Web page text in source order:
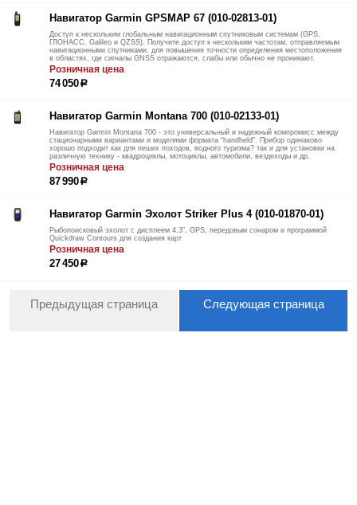
Навигатор Garmin GPSMAP 67 (010-02813-01)
Доступ к нескольким глобальным навигационным спутниковым системам (GPS,
ГЛОНАСС, Galileo и QZSS). Получите доступ к нескольким частотам, отправляемым
навигационными спутниками, для повышения точности определения местоположения
в областях, где сигналы GNSS отражаются, слабы или обычно не проникают.
Розничная цена
74 050р
Навигатор Garmin Montana 700 (010-02133-01)
Навигатор Garmin Montana 700 - это универсальный и надежный компромисс между
стационарными вариантами и моделями формата “handheld”. Прибор одинаково
хорошо подходит как для пеших походов, водного туризма? так и для установки на
различную технику - квадроциклы, мотоциклы, автомобили, вездеходы и др.
Розничная цена
87 990р
Навигатор Garmin Эхолот Striker Plus 4 (010-01870-01)
Рыбопоисковый эхолот с дисплеем 4,3”, GPS, передовым сонаром и программой
Quickdraw Contours для создания карт
Розничная цена
27 450р
Предыдущая страница Следующая страница